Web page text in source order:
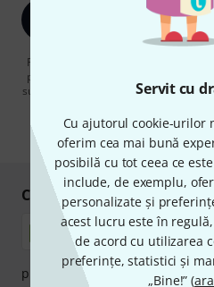
Servit cu
Cu ajutorul cookie-urilor
oferim cea mai bună
posibilă cu tot ceea ce
include, de exemplu,
personalizate și
acest lucru este în
de acord cu utilizarea
preferințe, statistici și
„Bine!” (
Înscrie-te
Făcând clic pe „Înscrie-te acum”,
prin e-mail. Vă puteți dezabona în
suplimentare despre buletinul
Cumpărați și plătiți în
plata se poate efectua în